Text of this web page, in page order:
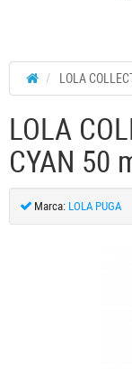
LOLA
LOLA
CYAN 50
Marca: LOLA PUGA